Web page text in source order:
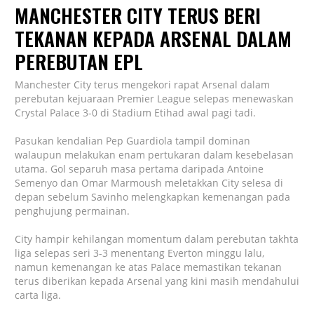
MANCHESTER CITY TERUS BERI
TEKANAN KEPADA ARSENAL DALAM
PEREBUTAN EPL
Manchester Cityterus mengekori rapat Arsenal dalam
perebutan kejuaraan Premier League selepas menewaskan
Crystal Palace 3-0 di Stadium Etihad awal pagi tadi.
Pasukan kendalian Pep Guardiola tampil dominan
walaupun melakukan enam pertukaran dalam kesebelasan
utama. Gol separuh masa pertama daripada Antoine
Semenyodan Omar Marmoush meletakkan City selesa di
depan sebelum Savinhomelengkapkan kemenangan pada
penghujung permainan.
City hampir kehilangan momentum dalam perebutan takhta
liga selepas seri 3-3 menentang Everton minggu lalu,
namun kemenangan ke atas Palace memastikan tekanan
terus diberikan kepada Arsenal yang kini masih mendahului
carta liga.